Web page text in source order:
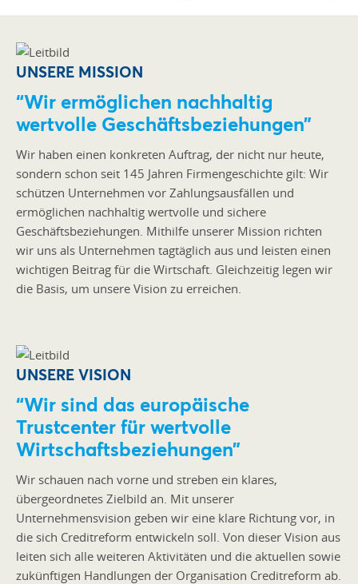
UNSERE MISSION
“Wir ermöglichen nachhaltig
wertvolle Geschäftsbeziehungen”
Wir haben einen konkreten Auftrag, der nicht nur heute,
sondern schon seit 145 Jahren Firmengeschichte gilt: Wir
schützen Unternehmen vor Zahlungsausfällen und
ermöglichen nachhaltig wertvolle und sichere
Geschäftsbeziehungen. Mithilfe unserer Mission richten
wir uns als Unternehmen tagtäglich aus und leisten einen
wichtigen Beitrag für die Wirtschaft. Gleichzeitig legen wir
die Basis, um unsere Vision zu erreichen.
UNSERE VISION
“Wir sind das europäische
Trustcenter für wertvolle
Wirtschaftsbeziehungen”
Wir schauen nach vorne und streben ein klares,
übergeordnetes Zielbild an. Mit unserer
Unternehmensvision geben wir eine klare Richtung vor, in
die sich Creditreform entwickeln soll. Von dieser Vision aus
leiten sich alle weiteren Aktivitäten und die aktuellen sowie
zukünftigen Handlungen der Organisation Creditreform ab.